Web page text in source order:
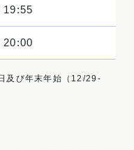
19:55
20:00
及び年末年始（12/29-